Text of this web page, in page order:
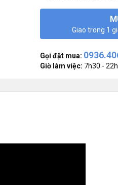
Giao trong 1
Gọi đặt mua:
Giờ làm việc: 7h30 -